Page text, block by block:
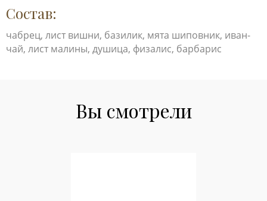
Состав:
чабрец, лист вишни, базилик, мята шиповник, иван-
чай, лист малины, душица, физалис, барбарис
Вы смотрели